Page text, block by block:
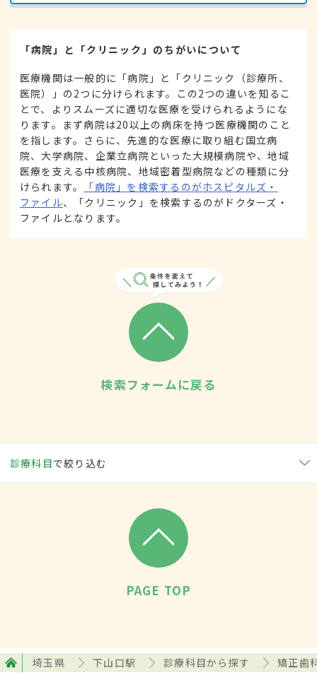
「病院」と「クリニック」のちがいについて
医療機関は一般的に「病院」と「クリニック（診療所、
医院）」の2つに分けられます。この2つの違いを知るこ
とで、よりスムーズに適切な医療を受けられるようにな
ります。まず病院は20以上の病床を持つ医療機関のこと
を指します。さらに、先進的な医療に取り組む国立病
院、大学病院、企業立病院といった大規模病院や、地域
医療を支える中核病院、地域密着型病院などの種類に分
けられます。
「病院」を検索するのがホスピタルズ・
ファイル、「クリニック」を検索するのがドクターズ・
ファイルとなります。
検索フォームに戻る
診療科目で絞り込む
PAGE TOP
埼玉県 下山口駅 診療科目から探す 矯正歯